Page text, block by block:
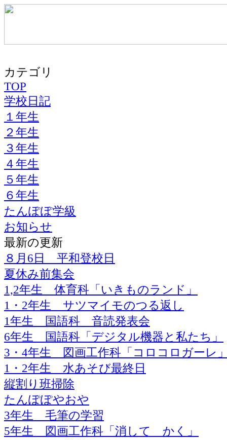
カテゴリ
TOP
学校日記
１年生
２年生
３年生
４年生
５年生
６年生
たんぽぽ学級
お知らせ
最新の更新
８月6日 平和登校日
夏休み前集会
1,2年生 体育科「いきものランド」
1・2年生 サツマイモのつる返し
1年生 国語科 音読発表会
6年生 国語科「デジタル機器と私たち」
3・4年生 図画工作科「コロコロガーレ
1・2年生 水あそび最終日
縦割り班掃除
たんぽぽやおや
3年生 毛筆の学習
5年生 図画工作科「消して かく」